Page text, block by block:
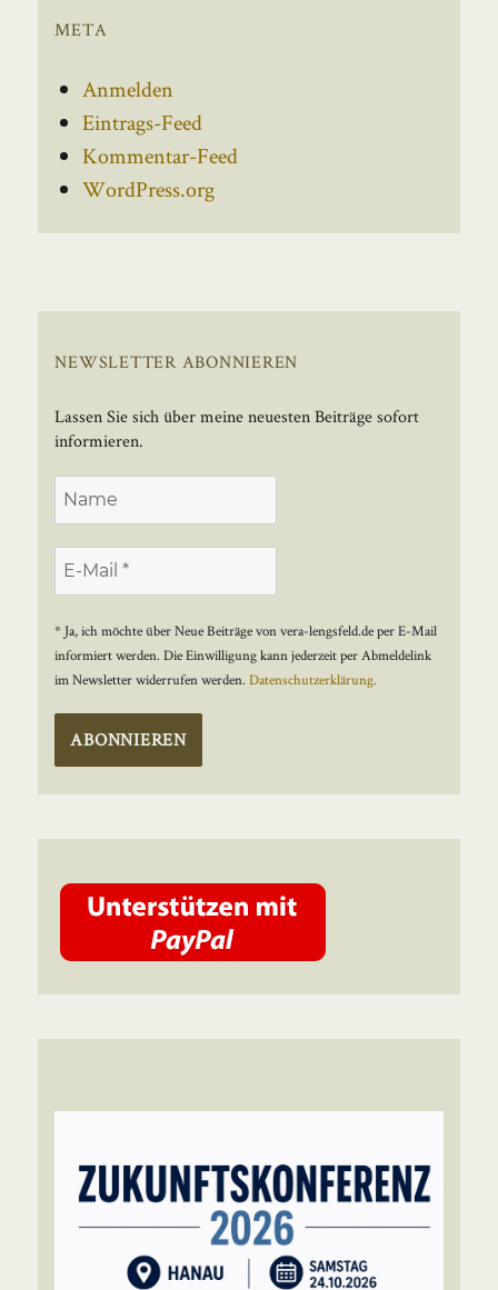
META
Anmelden
Eintrags-Feed
Kommentar-Feed
WordPress.org
NEWSLETTER ABONNIEREN
Lassen Sie sich über meine neuesten Beiträge sofort
informieren.
* Ja, ich möchte über Neue Beiträge von vera-lengsfeld.de per E-Mail
informiert werden. Die Einwilligung kann jederzeit per Abmeldelink
im Newsletter widerrufen werden.Datenschutzerklärung.